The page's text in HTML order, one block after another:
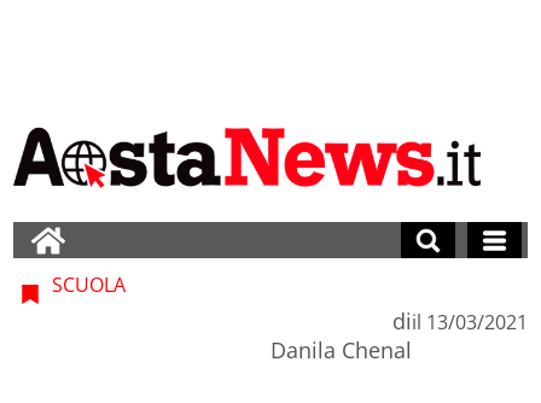
SCUOLA
di
Danila Chenal
il 13/03/2021